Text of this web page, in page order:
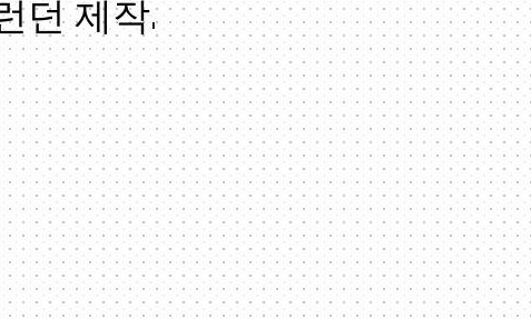
던 제작.